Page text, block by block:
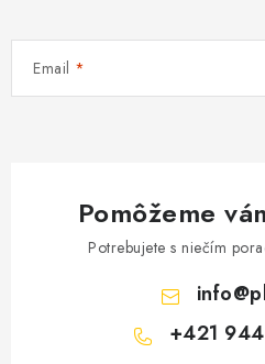
Email
Pomôžeme
Potrebujete s niečím
info@
+421